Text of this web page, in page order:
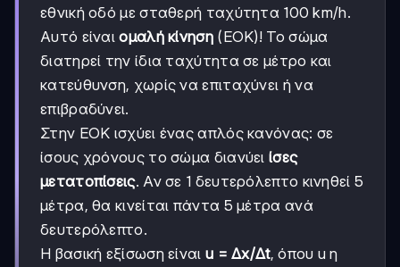
εθνική οδό με σταθερή ταχύτητα 100 km/h.
Αυτό είναιομαλή κίνηση(ΕΟΚ)! Το σώμα
διατηρεί την ίδια ταχύτητα σε μέτρο και
κατεύθυνση, χωρίς να επιταχύνει ή να
επιβραδύνει.
Στην ΕΟΚ ισχύει ένας απλός κανόνας: σε
ίσους χρόνους το σώμα διανύειίσες
μετατοπίσεις. Αν σε 1 δευτερόλεπτο κινηθεί 5
μέτρα, θα κινείται πάντα 5 μέτρα ανά
δευτερόλεπτο.
Η βασική εξίσωση είναι u = Δx/Δt, όπου u η